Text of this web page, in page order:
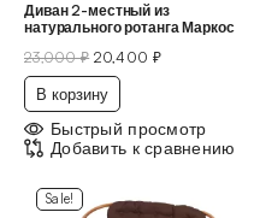
Диван 2-местный из
натурального ротанга Маркос
23,000₽ 20,400 ₽
В корзину
Быстрый просмотр
Добавить к сравнению
Sale!